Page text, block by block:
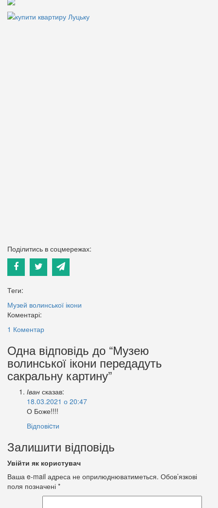
Поділитись в соцмережах:
Теги:
Музей волинської ікони
Коментарі:
1 Коментар
Одна відповідь до “Музею
волинської ікони передадуть
сакральну картину”
Іван сказав:
18.03.2021 о 20:47
О Боже!!!!
Відповіcти
Залишити відповідь
Увійти як користувач
Ваша e-mail адреса не оприлюднюватиметься. Обов’язкові
поля позначені *